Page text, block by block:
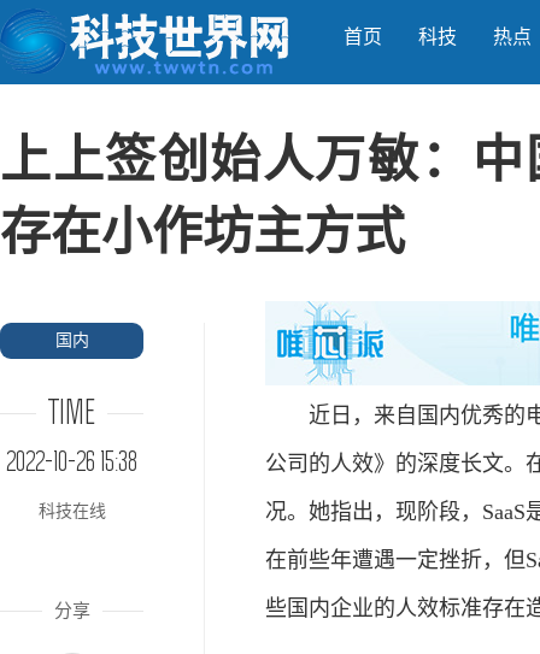
首页 科技 热点
上上签创始人万敏：
存在小作坊主方式
国内
TIME
2022-10-26 15:38
科技在线
分享
近日，来自国内优秀的电
公司的人效》的深度长文。
况。她指出，现阶段，
在前些年遭遇一定挫折，但
些国内企业的人效标准存在